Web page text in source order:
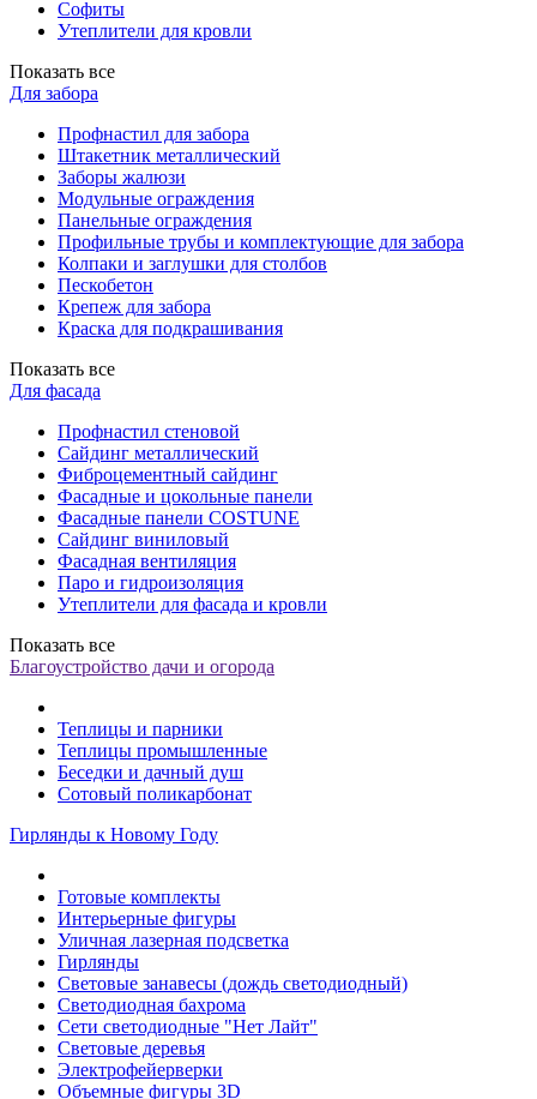
Софиты
Утеплители для кровли
Показать все
Для забора
Профнастил для забора
Штакетник металлический
Заборы жалюзи
Модульные ограждения
Панельные ограждения
Профильные трубы и комплектующие для забора
Колпаки и заглушки для столбов
Пескобетон
Крепеж для забора
Краска для подкрашивания
Показать все
Для фасада
Профнастил стеновой
Сайдинг металлический
Фиброцементный сайдинг
Фасадные и цокольные панели
Фасадные панели COSTUNE
Сайдинг виниловый
Фасадная вентиляция
Паро и гидроизоляция
Утеплители для фасада и кровли
Показать все
Благоустройство дачи и огорода
Теплицы и парники
Теплицы промышленные
Беседки и дачный душ
Сотовый поликарбонат
Гирлянды к Новому Году
Готовые комплекты
Интерьерные фигуры
Уличная лазерная подсветка
Гирлянды
Световые занавесы (дождь светодиодный)
Светодиодная бахрома
Сети светодиодные "Нет Лайт"
Световые деревья
Электрофейерверки
Объемные фигуры 3D